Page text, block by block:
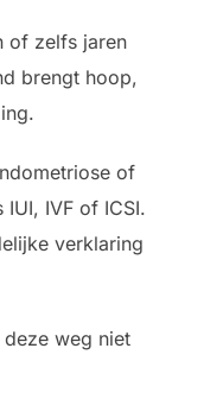
of zelfs jaren
brengt hoop,
.
of
IVF of ICSI.
verklaring
weg niet